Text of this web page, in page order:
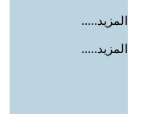
المزيد.....
المزيد.....